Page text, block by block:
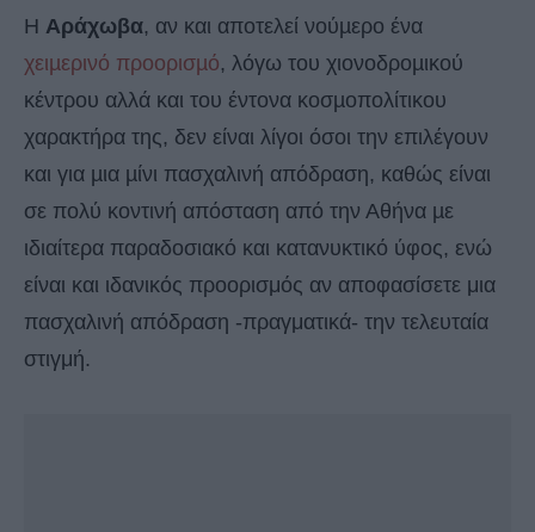
Η Αράχωβα, αν και αποτελεί νούµερο ένα
χειµερινό προορισµό, λόγω του χιονοδροµικού
κέντρου αλλά και του έντονα κοσµοπολίτικου
χαρακτήρα της, δεν είναι λίγοι όσοι την επιλέγουν
και για µια µίνι πασχαλινή απόδραση, καθώς είναι
σε πολύ κοντινή απόσταση από την Αθήνα µε
ιδιαίτερα παραδοσιακό και κατανυκτικό ύφος, ενώ
είναι και ιδανικός προορισμός αν αποφασίσετε μια
πασχαλινή απόδραση -πραγματικά- την τελευταία
στιγμή.